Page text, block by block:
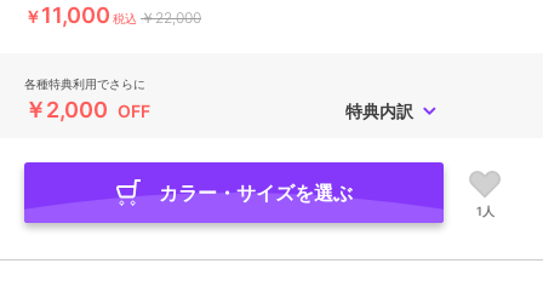
￥11,000 税込 ￥22,000
各種特典利用でさらに
￥2,000 OFF 特典内訳
カラー・サイズを選ぶ
1人